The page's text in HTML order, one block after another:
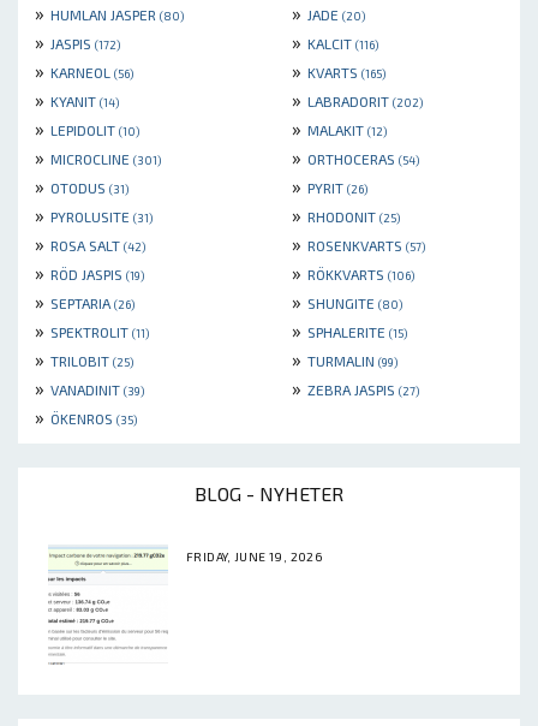
» HUMLAN JASPER (80) » JADE (20)
» JASPIS (172) » KALCIT (116)
» KARNEOL (56) » KVARTS (165)
» KYANIT (14) » LABRADORIT (202)
» LEPIDOLIT (10) » MALAKIT (12)
» MICROCLINE (301) » ORTHOCERAS (54)
» OTODUS (31) » PYRIT (26)
» PYROLUSITE (31) » RHODONIT (25)
» ROSA SALT (42) » ROSENKVARTS (57)
» RÖD JASPIS (19) » RÖKKVARTS (106)
» SEPTARIA (26) » SHUNGITE (80)
» SPEKTROLIT (11) » SPHALERITE (15)
» TRILOBIT (25) » TURMALIN (99)
» VANADINIT (39) » ZEBRA JASPIS (27)
» ÖKENROS (35)
BLOG - NYHETER
FRIDAY, JUNE 19, 2026